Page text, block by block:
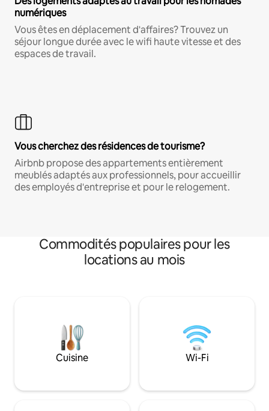
numériques
Vous êtes en déplacement d'affaires? Trouvez un
séjour longue durée avec le wifi haute vitesse et des
espaces de travail.
Vous cherchez des résidences de tourisme?
Airbnb propose des appartements entièrement
meublés adaptés aux professionnels, pour accueillir
des employés d'entreprise et pour le relogement.
Commodités populaires pour les
locations au mois
Cuisine Wi-Fi